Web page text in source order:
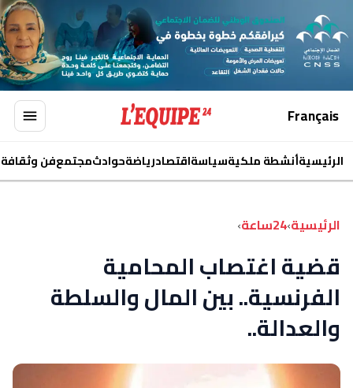
Français
الرئيسيةأنشطة ملكيةسياسةاقتصادرياضةحوادثمجتمعفن وثقافة
الرئيسية›24ساعة ›
قضية اغتصاب المحامية
الفرنسية.. بين المال والسلطة
والعدالة..